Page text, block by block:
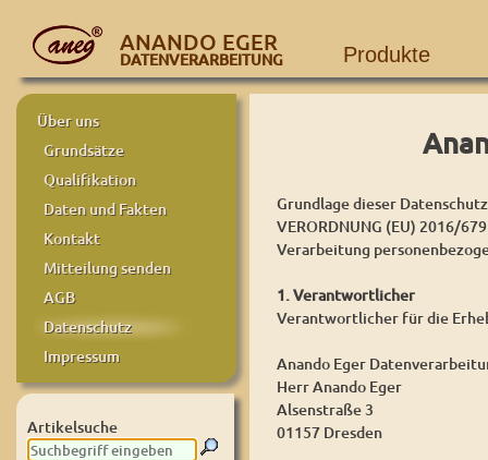
ANANDO EGER
DATENVERARBEITUNG Produkte
Über uns
Grundsätze
Qualifikation
Daten und Fakten
Kontakt
Mitteilung senden
AGB
Datenschutz
Impressum
Artikelsuche
Grundlage dieser
VERORDNUNG (EU) 2016/
Verarbeitung
1. Verantwortlicher
Verantwortlicher für die
Anando Eger
Herr Anando Eger
Alsenstraße 3
01157 Dresden